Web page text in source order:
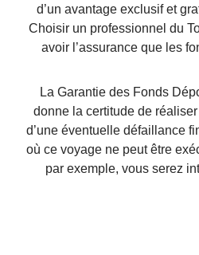
d’un avantage exclusif et
Choisir un professionnel du
avoir l’assurance que les
La Garantie des Fonds
donne la certitude de
d’une éventuelle défaillance
où ce voyage ne peut être
par exemple, vous serez